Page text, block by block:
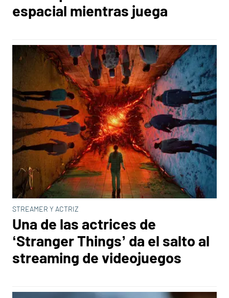
espacial mientras juega
STREAMER Y ACTRIZ
Una de las actrices de
‘Stranger Things’ da el salto al
streaming de videojuegos